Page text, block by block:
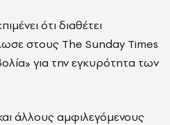
ότι διαθέτει
στους The Sunday Times
για την εγκυρότητα των
άλλους αμφιλεγόμενους